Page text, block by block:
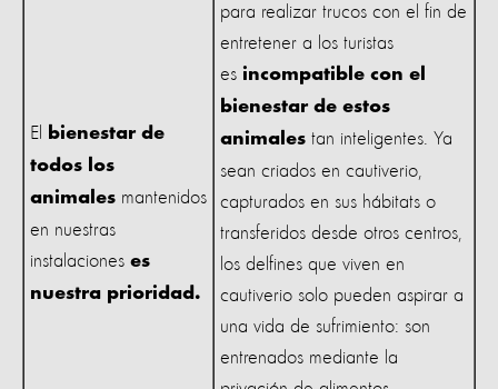
El
bienestar de
todos los
animales mantenidos
en nuestras
instalaciones es
nuestra prioridad.
para realizar trucos con el fin de
entretener a los turistas
es incompatible con el
bienestar de estos
animales tan inteligentes. Ya
sean criados en cautiverio,
capturados en sus hábitats o
transferidos desde otros centros,
los delfines que viven en
cautiverio solo pueden aspirar a
una vida de sufrimiento: son
entrenados mediante la